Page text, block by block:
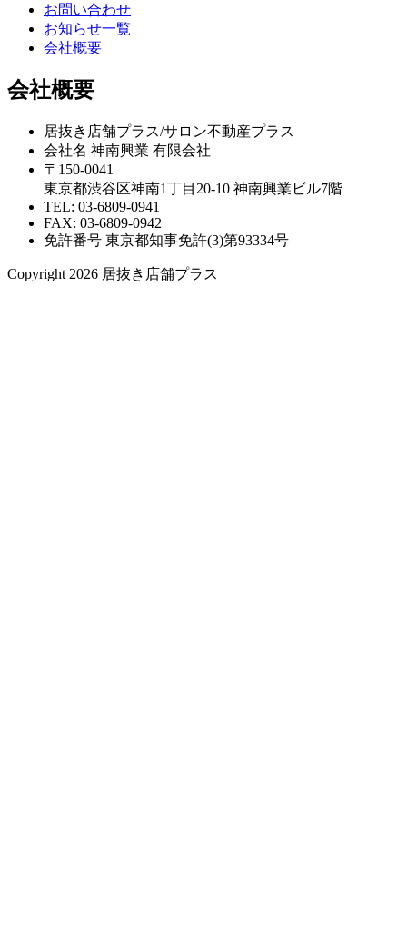
お問い合わせ
お知らせ一覧
会社概要
会社概要
居抜き店舗プラス/サロン不動産プラス
会社名 神南興業 有限会社
〒150-0041
東京都渋谷区神南1丁目20-10 神南興業ビル7階
TEL: 03-6809-0941
FAX: 03-6809-0942
免許番号 東京都知事免許(3)第93334号
Copyright 2026 居抜き店舗プラス